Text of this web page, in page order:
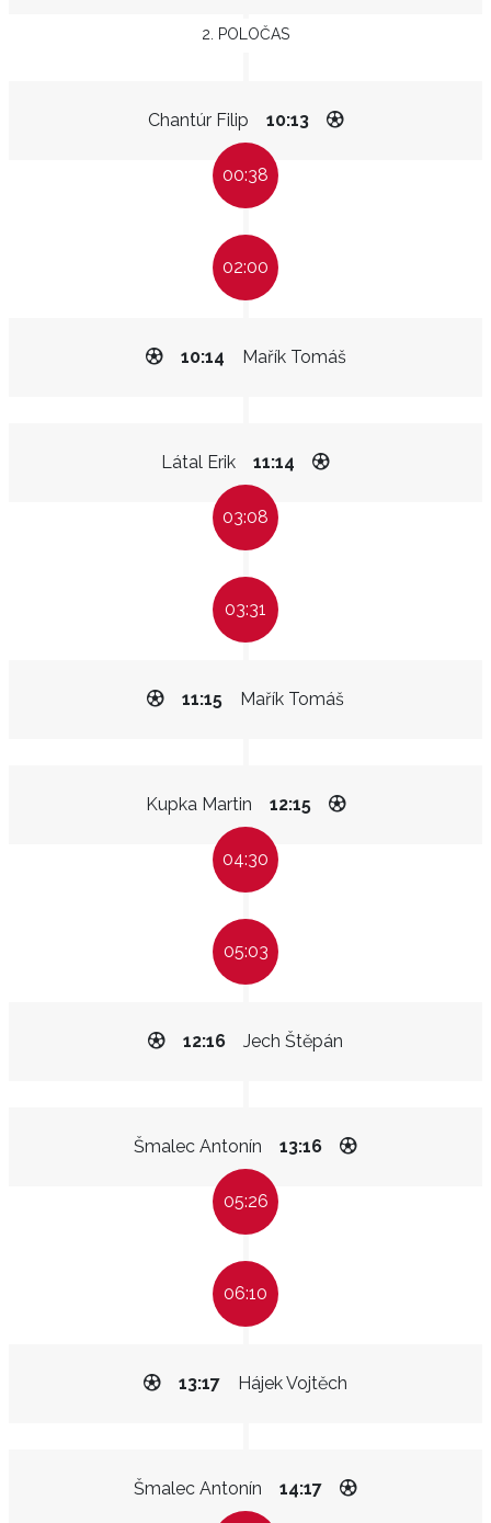
2. POLOČAS
Chantúr Filip 10:13
00:38
02:00
Mařík Tomáš
10:14
Látal Erik 11:14
03:08
03:31
Mařík Tomáš
11:15
Kupka Martin 12:15
04:30
05:03
Jech Štěpán
12:16
Šmalec Antonín 13:16
05:26
06:10
Hájek Vojtěch
13:17
Šmalec Antonín 14:17